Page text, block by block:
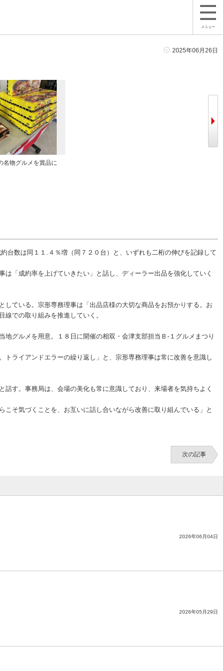
メニュー
2025年06月26日
名物グルメを賞品に
台数は同１１.４％増（同７２０台）と、いずれも二桁の伸びを記録して
「成約率を上げていきたい」と話し、ディーラー出品を強化していく
ている。宗形専務理事は「出品店様の大切な商品をお預かりする。お
での取り組みを推進していく。
グルメを用意。１８日に開催の相双・会津支部担当Ｂ-１グルメまつり
ライアンドエラーの繰り返し」と、宗形専務理事は常に改善を意識し
す。事務局は、会場の美化も常に意識しており、来場者を気持ちよく
そ気づくことを、お互いに話し合いながら改善に取り組んでいる」と
次の記事
2026年06月04日
2026年05月29日